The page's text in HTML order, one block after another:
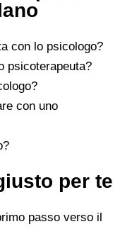
con lo psicologo?
psicoterapeuta?
con uno
per te
passo verso il